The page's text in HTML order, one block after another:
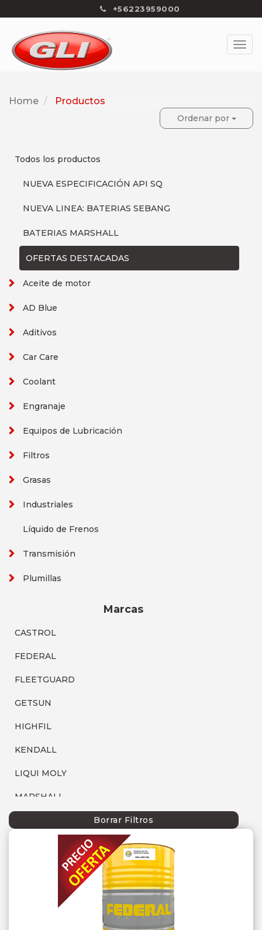
+56223959000
Home Productos
Ordenar por
Todos los productos
NUEVA ESPECIFICACIÓN API SQ
NUEVA LINEA: BATERIAS SEBANG
BATERIAS MARSHALL
OFERTAS DESTACADAS
Aceite de motor
AD Blue
Aditivos
Car Care
Coolant
Engranaje
Equipos de Lubricación
Filtros
Grasas
Industriales
Líquido de Frenos
Transmisión
Plumillas
Marcas
CASTROL
FEDERAL
FLEETGUARD
GETSUN
HIGHFIL
KENDALL
LIQUI MOLY
MARSHALL
Borrar Filtros